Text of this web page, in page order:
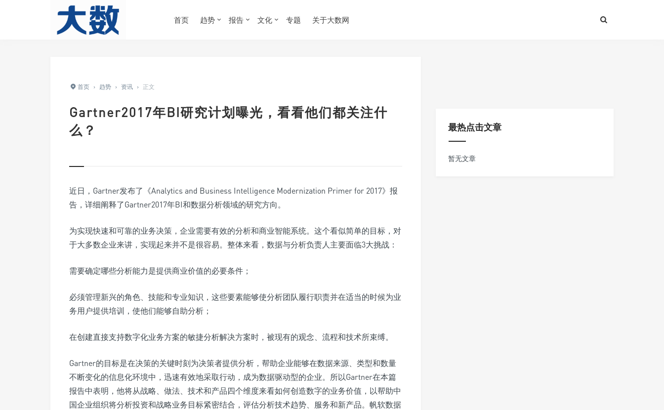
首页 趋势 报告 文化 专题 关于大数网
首页 › 趋势 › 资讯 › 正文
Gartner2017年BI研究计划曝光，看看他们都关注什
么？
近日，Gartner发布了《Analytics and Business Intelligence Modernization Primer for 2017》报
告，详细阐释了Gartner2017年BI和数据分析领域的研究方向。
为实现快速和可靠的业务决策，企业需要有效的分析和商业智能系统。这个看似简单的目标，对
于大多数企业来讲，实现起来并不是很容易。整体来看，数据与分析负责人主要面临3大挑战：
需要确定哪些分析能力是提供商业价值的必要条件；
必须管理新兴的角色、技能和专业知识，这些要素能够使分析团队履行职责并在适当的时候为业
务用户提供培训，使他们能够自助分析；
在创建直接支持数字化业务方案的敏捷分析解决方案时，被现有的观念、流程和技术所束缚。
Gartner的目标是在决策的关键时刻为决策者提供分析，帮助企业能够在数据来源、类型和数量
不断变化的信息化环境中，迅速有效地采取行动，成为数据驱动型的企业。所以Gartner在本篇
报告中表明，他将从战略、做法、技术和产品四个维度来看如何创造数字的业务价值，以帮助中
国企业组织将分析投资和战略业务目标紧密结合，评估分析技术趋势、服务和新产品。帆软数据
最热点击文章
暂无文章